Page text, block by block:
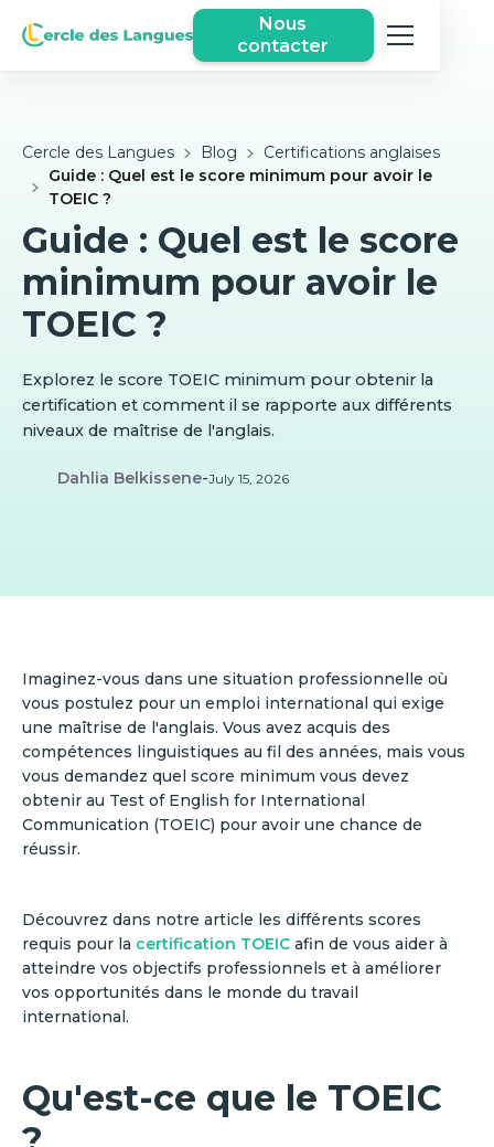
Nous
contacter
Cercle des Langues Blog
Certifications anglaises
Guide : Quel est le score minimum pour avoir le
TOEIC ?
Guide : Quel est le score
minimum pour avoir le
TOEIC ?
Explorez le score TOEIC minimum pour obtenir la
certification et comment il se rapporte aux différents
niveaux de maîtrise de l'anglais.
Dahlia Belkissene-July 15, 2026
Imaginez-vous dans une situation professionnelle où
vous postulez pour un emploi international qui exige
une maîtrise de l'anglais. Vous avez acquis des
compétences linguistiques au fil des années, mais vous
vous demandez quel score minimum vous devez
obtenir au Test of English for International
Communication (TOEIC) pour avoir une chance de
réussir.
Découvrez dans notre article les différents scores
requis pour la certification TOEIC afin de vous aider à
atteindre vos objectifs professionnels et à améliorer
vos opportunités dans le monde du travail
international.
Qu'est-ce que le TOEIC